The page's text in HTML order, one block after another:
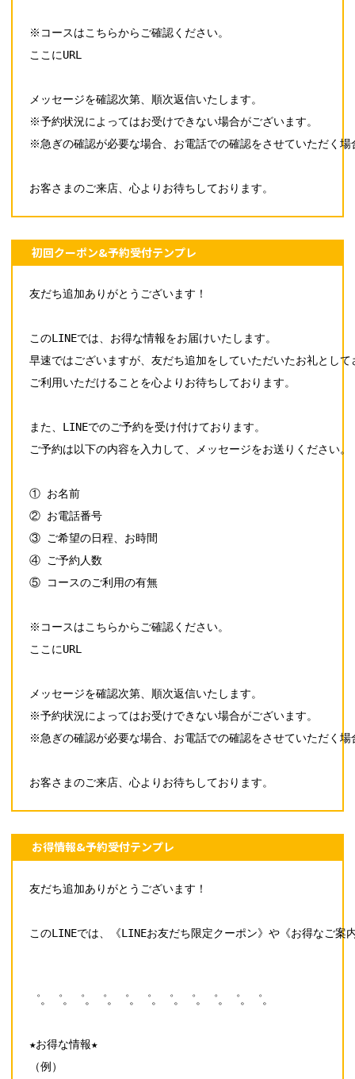
※コースはこちらからご確認ください。
ここにURL
メッセージを確認次第、順次返信いたします。
※予約状況によってはお受けできない場合がございます。
※急ぎの確認が必要な場合、お電話での確認をさせていただく場
お客さまのご来店、心よりお待ちしております。
初回クーポン&予約受付テンプレ
友だち追加ありがとうございます！
このLINEでは、お得な情報をお届けいたします。
早速ではございますが、友だち追加をしていただいたお礼とし
ご利用いただけることを心よりお待ちしております。
また、LINEでのご予約を受け付けております。
ご予約は以下の内容を入力して、メッセージをお送りください。
① お名前
② お電話番号
③ ご希望の日程、お時間
④ ご予約人数
⑤ コースのご利用の有無
※コースはこちらからご確認ください。
ここにURL
メッセージを確認次第、順次返信いたします。
※予約状況によってはお受けできない場合がございます。
※急ぎの確認が必要な場合、お電話での確認をさせていただく場
お客さまのご来店、心よりお待ちしております。
お得情報&予約受付テンプレ
友だち追加ありがとうございます！
このLINEでは、《LINEお友だち限定クーポン》や《お得なご案
゜。゜。゜。゜。゜。゜。゜。゜。゜。゜。゜。
★お得な情報★
（例）